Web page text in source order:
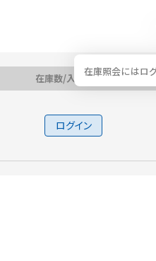
在庫数/入荷予定日
在庫照会にはロ
ログイン